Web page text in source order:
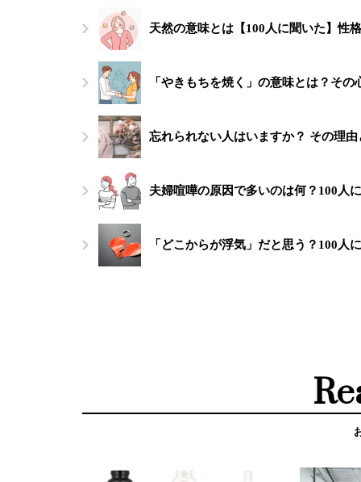
天然の意味とは【100人に聞いた】性
「やきもちを焼く」の意味とは？そ
忘れられない人はいますか？ その理
夫婦喧嘩の原因で多いのは何？100人
「どこからが浮気」だと思う？100